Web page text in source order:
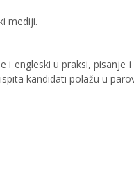
mediji.
i engleski u praksi,
kandidati polažu u